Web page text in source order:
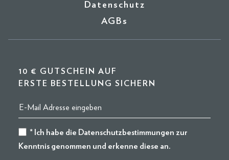
Datenschutz
AGBs
10 € GUTSCHEIN AUF
ERSTE BESTELLUNG SICHERN
* Ich habe die Datenschutzbestimmungen zur
Kenntnis genommen und erkenne diese an.